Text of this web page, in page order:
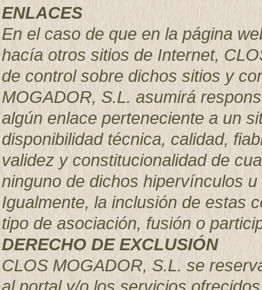
ENLACES
En el caso de que en la página
hacía otros sitios de Internet,
de control sobre dichos sitios y
MOGADOR, S.L. asumirá
algún enlace perteneciente a un
disponibilidad técnica, calidad,
validez y constitucionalidad de
ninguno de dichos hipervínculos
Igualmente, la inclusión de estas
tipo de asociación, fusión o
DERECHO DE EXCLUSIÓN
CLOS MOGADOR, S.L. se